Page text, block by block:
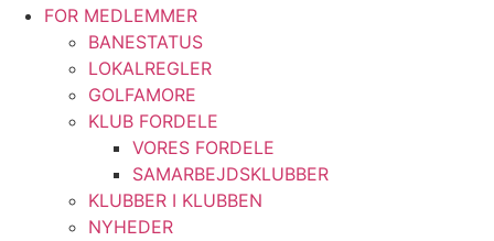
FOR MEDLEMMER
BANESTATUS
LOKALREGLER
GOLFAMORE
KLUB FORDELE
VORES FORDELE
SAMARBEJDSKLUBBER
KLUBBER I KLUBBEN
NYHEDER